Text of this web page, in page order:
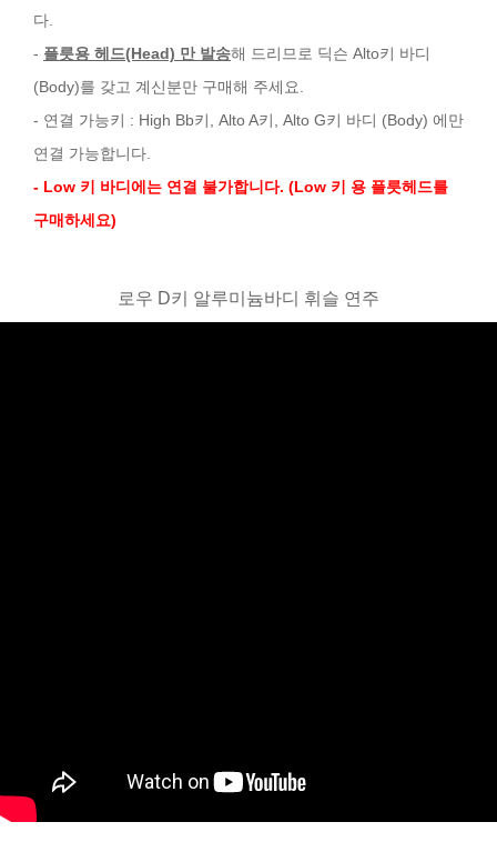
다.
- 플릇용 헤드(Head) 만 발송해 드리므로 딕슨 Alto키 바디
(Body)를 갖고 계신분만 구매해 주세요.
- 연결 가능키 : High Bb키, Alto A키, Alto G키 바디 (Body) 에만
연결 가능합니다.
- Low 키 바디에는 연결 불가합니다. (Low 키 용 플릇헤드를
구매하세요)
로우 D키 알루미늄바디 휘슬 연주